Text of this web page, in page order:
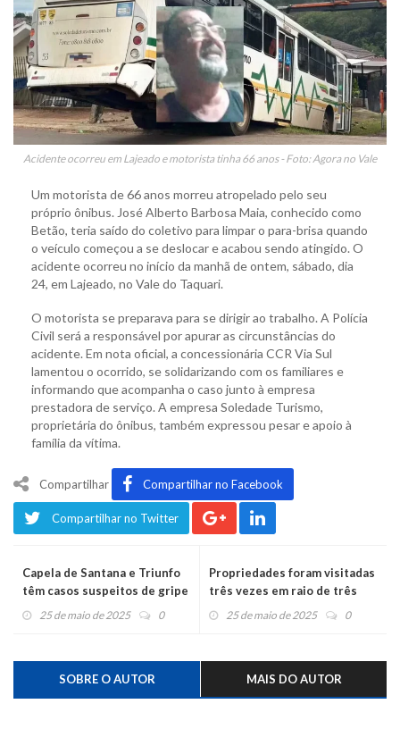
Acidente ocorreu em Lajeado e motorista tinha 66 anos - Foto: Agora no Vale
Um motorista de 66 anos morreu atropelado pelo seu
próprio ônibus. José Alberto Barbosa Maia, conhecido como
Betão, teria saído do coletivo para limpar o para-brisa quando
o veículo começou a se deslocar e acabou sendo atingido. O
acidente ocorreu no início da manhã de ontem, sábado, dia
24, em Lajeado, no Vale do Taquari.
O motorista se preparava para se dirigir ao trabalho. A Polícia
Civil será a responsável por apurar as circunstâncias do
acidente. Em nota oficial, a concessionária CCR Via Sul
lamentou o ocorrido, se solidarizando com os familiares e
informando que acompanha o caso junto à empresa
prestadora de serviço. A empresa Soledade Turismo,
proprietária do ônibus, também expressou pesar e apoio à
família da vítima.
Compartilhar Compartilhar no Facebook
Compartilhar no Twitter
Capela de Santana e Triunfo
têm casos suspeitos de gripe
aviária25 de maio de 2025 0
Propriedades foram visitadas
três vezes em raio de três
quilômetros do foco de gripe
25 de maio de 2025 0
SOBRE O AUTOR MAIS DO AUTOR